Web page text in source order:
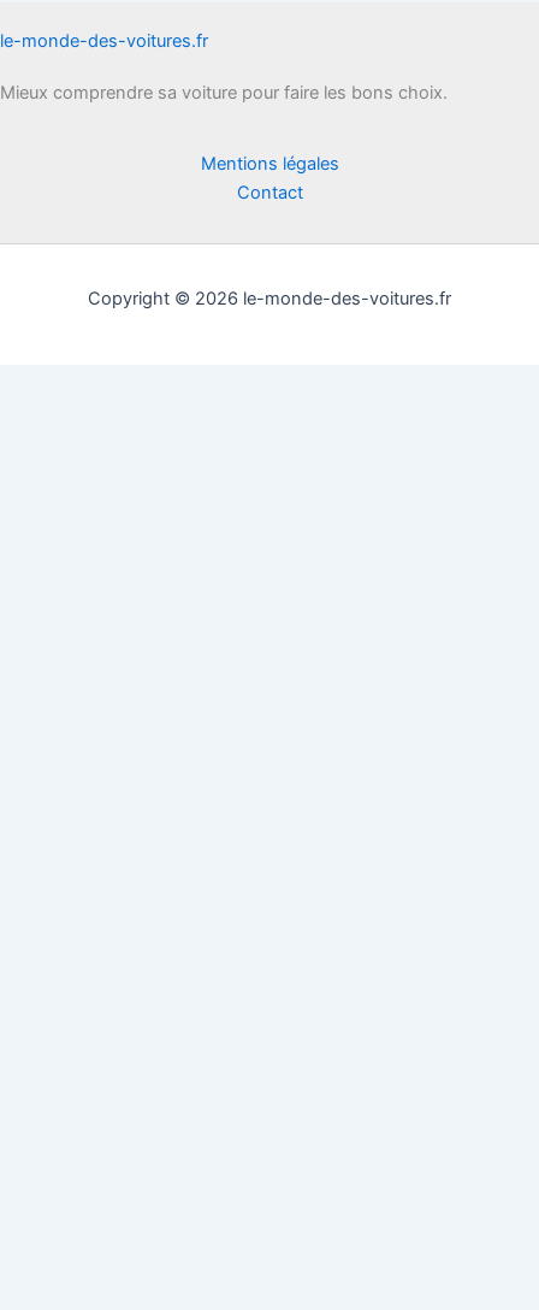
le-monde-des-voitures.fr
Mieux comprendre sa voiture pour faire les bons choix.
Mentions légales
Contact
Copyright © 2026 le-monde-des-voitures.fr